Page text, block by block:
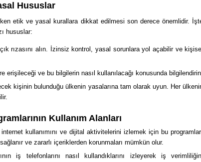
Hususlar
etik ve yasal kurallara dikkat edilmesi son derece önemlidir.
hususlar:
rızasını alın. İzinsiz kontrol, yasal sorunlara yol açabilir ve
erişileceği ve bu bilgilerin nasıl kullanılacağı konusunda
kişinin bulunduğu ülkenin yasalarına tam olarak uyun. Her
Kullanım Alanları
internet kullanımını ve dijital aktivitelerini izlemek için bu
ve zararlı içeriklerden korunmaları mümkün olur.
iş telefonlarını nasıl kullandıklarını izleyerek iş